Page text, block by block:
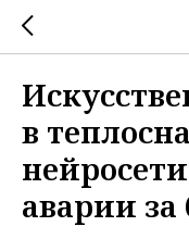
в
аварии за